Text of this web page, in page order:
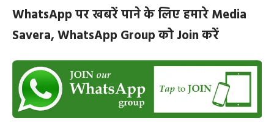
WhatsApp पर खबरें पाने के लिए हमारे Media
Savera, WhatsApp Group को Join करें